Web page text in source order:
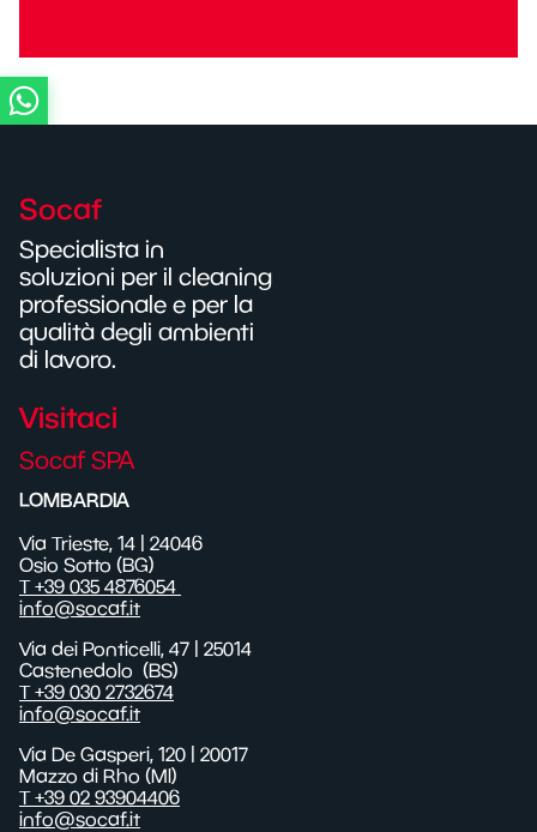
Socaf
Specialista in
soluzioni per il cleaning
professionale e per la
qualità degli ambienti
di lavoro.
Visitaci
Socaf SPA
LOMBARDIA
Via Trieste, 14 | 24046
Osio Sotto (BG)
T +39 035 4876054
info@socaf.it
Via dei Ponticelli, 47
| 25014
Castenedolo (BS)
T +39 030 2732674
info@socaf.it
Via De Gasperi, 120 | 20017
Mazzo di Rho (MI)
T +39 02 93904406
info@socaf.it